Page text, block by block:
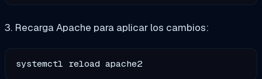
3. Recarga Apache para aplicar los cambios: